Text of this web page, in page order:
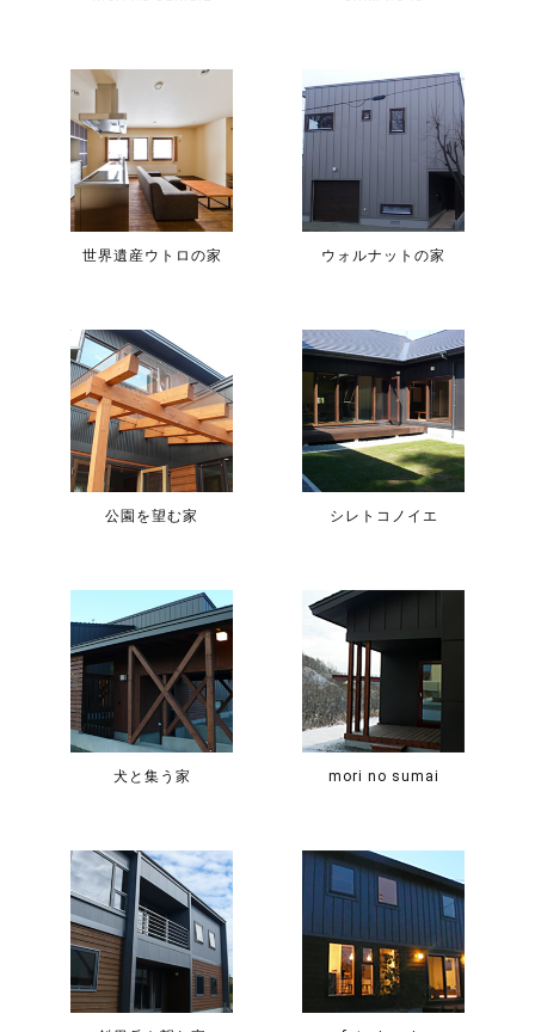
世界遺産ウトロの家 ウォルナットの家
公園を望む家 シレトコノイエ
犬と集う家 mori no sumai